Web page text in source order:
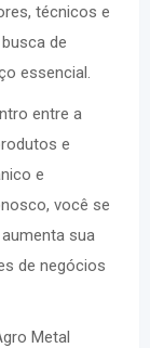
técnicos e
de
essencial.
entre a
e
e
você se
sua
de negócios
Metal